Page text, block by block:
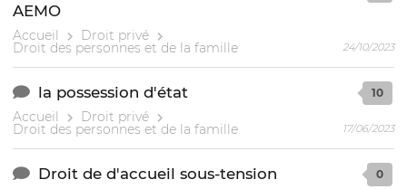
AEMO
Accueil Droit privé
Droit des personnes et de la famille 24/10/2023
la possession d'état
Accueil Droit privé
Droit des personnes et de la famille
10
17/06/2023
Droit de d'accueil sous-tension 0